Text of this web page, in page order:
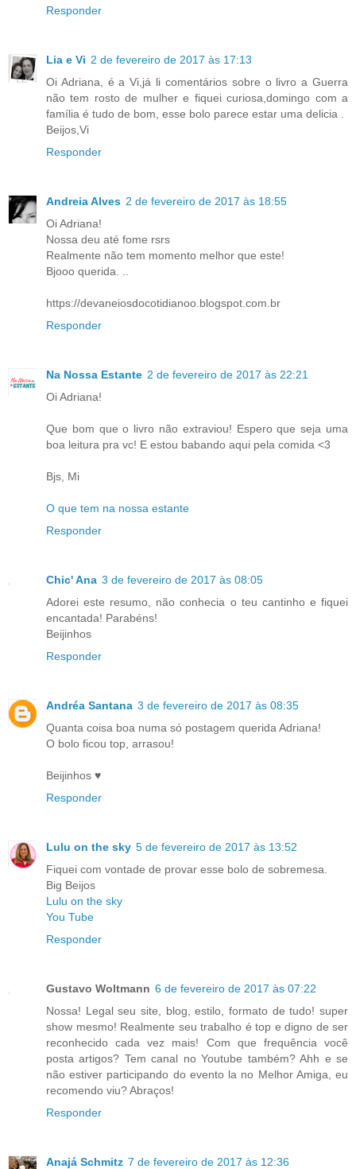
Responder
Lia e Vi 2 de fevereiro de 2017 às 17:13
Oi Adriana, é a Vi,já li comentários sobre o livro a Guerra
não tem rosto de mulher e fiquei curiosa,domingo com a
família é tudo de bom, esse bolo parece estar uma delicia .
Beijos,Vi
Responder
Andreia Alves 2 de fevereiro de 2017 às 18:55
Oi Adriana!
Nossa deu até fome rsrs
Realmente não tem momento melhor que este!
Bjooo querida. ..
https://devaneiosdocotidianoo.blogspot.com.br
Responder
Na Nossa Estante 2 de fevereiro de 2017 às 22:21
Oi Adriana!
Que bom que o livro não extraviou! Espero que seja uma
boa leitura pra vc! E estou babando aqui pela comida <3
Bjs, Mi
O que tem na nossa estante
Responder
Chic' Ana 3 de fevereiro de 2017 às 08:05
Adorei este resumo, não conhecia o teu cantinho e fiquei
encantada! Parabéns!
Beijinhos
Responder
Andréa Santana 3 de fevereiro de 2017 às 08:35
Quanta coisa boa numa só postagem querida Adriana!
O bolo ficou top, arrasou!
Beijinhos ♥
Responder
Lulu on the sky 5 de fevereiro de 2017 às 13:52
Fiquei com vontade de provar esse bolo de sobremesa.
Big Beijos
Lulu on the sky
You Tube
Responder
Gustavo Woltmann 6 de fevereiro de 2017 às 07:22
Nossa! Legal seu site, blog, estilo, formato de tudo! super
show mesmo! Realmente seu trabalho é top e digno de ser
reconhecido cada vez mais! Com que frequência você
posta artigos? Tem canal no Youtube também? Ahh e se
não estiver participando do evento la no Melhor Amiga, eu
recomendo viu? Abraços!
Responder
Anajá Schmitz 7 de fevereiro de 2017 às 12:36